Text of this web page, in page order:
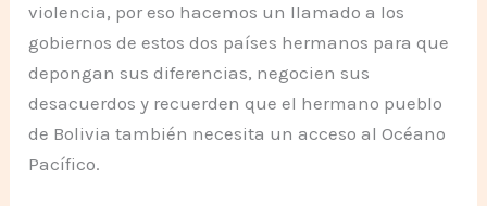
violencia, por eso hacemos un llamado a los
gobiernos de estos dos países hermanos para que
depongan sus diferencias, negocien sus
desacuerdos y recuerden que el hermano pueblo
de Bolivia también necesita un acceso al Océano
Pacífico.